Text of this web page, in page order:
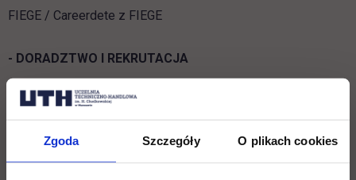
Zgoda Szczegóły O plikach cookies
FIEGE / Careerdete z FIEGE
- DORADZTWO I REKRUTACJA
Wybierz specjalistę
JOBBING –ZAREJESTRUJSIĘ JUŻ DZIŚ!